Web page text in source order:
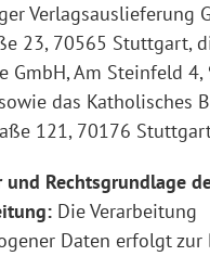
Verlagsauslieferung
23, 70565 Stuttgart,
GmbH, Am Steinfeld 4,
das Katholisches
121, 70176
und Rechtsgrundlage
Die Verarbeitung
Daten erfolgt zur